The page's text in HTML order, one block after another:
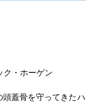
・ホーゲン
蓋骨を守ってきた